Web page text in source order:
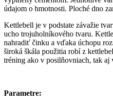
údajom o hmotnosti. Ploché dno
Kettlebell je v podstate závažie
ucho trojuholníkového tvaru.
nahradiť činku a vďaka úchopu
široká škála použitia robí z
tréning ako v posilňovniach, tak aj
Parametre: